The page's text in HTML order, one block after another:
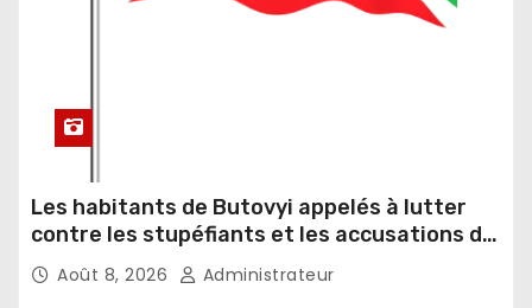
Les habitants de Butovyi appelés à lutter
contre les stupéfiants et les accusations de
sorcellerie
Août 8, 2026 Administrateur